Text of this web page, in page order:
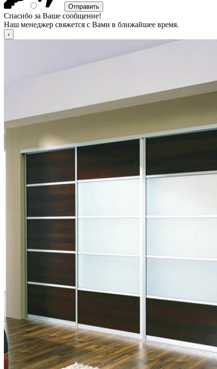
Спасибо за Ваше сообщение!
Наш менеджер свяжется с Вами в ближайшее время.